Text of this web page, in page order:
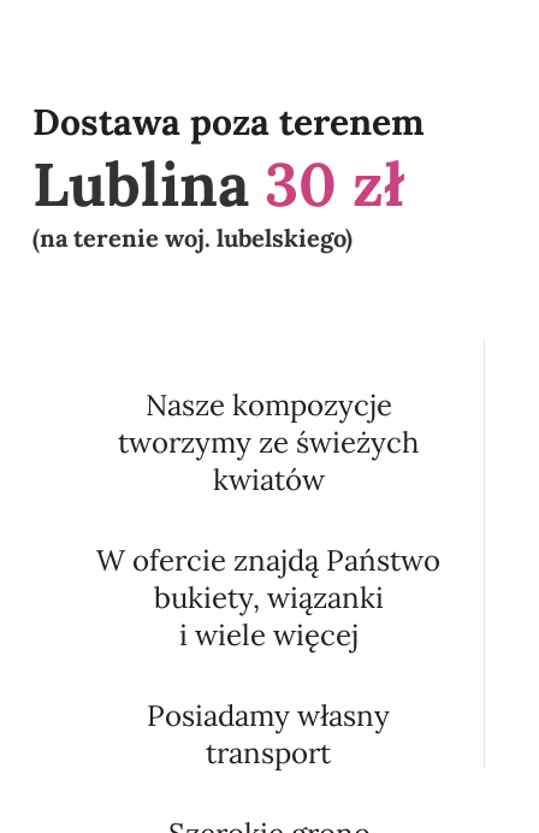
Dostawa poza terenem
Lublina 30 zł
(na terenie woj. lubelskiego)
Nasze kompozycje
tworzymy ze świeżych
kwiatów
W ofercie znajdą Państwo
bukiety, wiązanki
i wiele więcej
Posiadamy własny
transport